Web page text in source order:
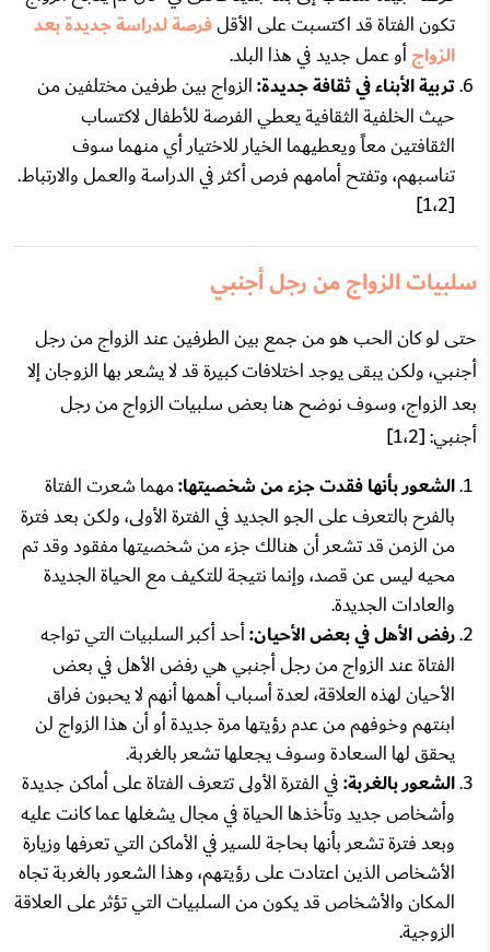
تكون الفتاة قد اكتسبت على الأقلفرصة لدراسة جديدة بعد
الزواجأو عمل جديد في هذا البلد.
تربية الأبناء في ثقافة جديدة:الزواج بين طرفين مختلفين من
حيث الخلفية الثقافية يعطي الفرصة للأطفال لاكتساب
الثقافتين معاً ويعطيهما الخيار للاختيار أي منهما سوف
تناسبهم، وتفتح أمامهم فرص أكثر في الدراسة والعمل والارتباط.
[1،2]
سلبيات الزواج من رجل أجنبي
حتى لو كان الحب هو من جمع بين الطرفين عند الزواج من رجل
أجنبي، ولكن يبقى يوجد اختلافات كبيرة قد لا يشعر بها الزوجان إلا
بعد الزواج، وسوف نوضح هنا بعض سلبيات الزواج من رجل
أجنبي: [1،2]
الشعور بأنها فقدت جزء من شخصيتها:مهما شعرت الفتاة
بالفرح بالتعرف على الجو الجديد في الفترة الأولى، ولكن بعد فترة
من الزمن قد تشعر أن هنالك جزء من شخصيتها مفقود وقد تم
محيه ليس عن قصد، وإنما نتيجة للتكيف مع الحياة الجديدة
والعادات الجديدة.
رفض الأهل في بعض الأحيان:أحد أكبر السلبيات التي تواجه
الفتاة عند الزواج من رجل أجنبي هي رفض الأهل في بعض
الأحيان لهذه العلاقة، لعدة أسباب أهمها أنهم لا يحبون فراق
ابنتهم وخوفهم من عدم رؤيتها مرة جديدة أو أن هذا الزواج لن
يحقق لها السعادة وسوف يجعلها تشعر بالغربة.
الشعور بالغربة:في الفترة الأولى تتعرف الفتاة على أماكن جديدة
وأشخاص جديد وتأخذها الحياة في مجال يشغلها عما كانت عليه
وبعد فترة تشعر بأنها بحاجة للسير في الأماكن التي تعرفها وزيارة
الأشخاص الذين اعتادت على رؤيتهم، وهذا الشعور بالغربة تجاه
المكان والأشخاص قد يكون من السلبيات التي تؤثر على العلاقة
الزوجية.